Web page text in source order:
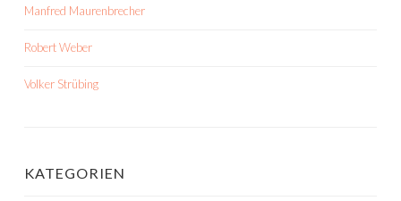
Manfred Maurenbrecher
Robert Weber
Volker Strübing
KATEGORIEN